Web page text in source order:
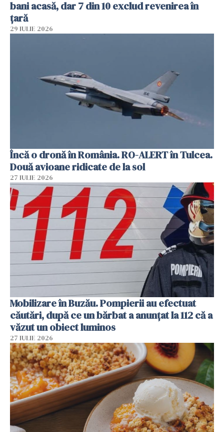
bani acasă, dar 7 din 10 exclud revenirea în
țară
29 IULIE 2026
Încă o dronă în România. RO-ALERT în Tulcea.
Două avioane ridicate de la sol
27 IULIE 2026
Mobilizare în Buzău. Pompierii au efectuat
căutări, după ce un bărbat a anunțat la 112 că a
văzut un obiect luminos
27 IULIE 2026